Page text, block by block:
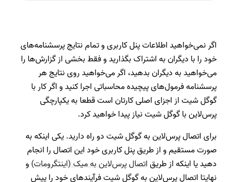
اگر نمی‌خواهید اطلاعات پنل کاربری و تمام نتایج پرسشنامه‌های
خود را با دیگران به اشتراک بگذارید و فقط بخشی از گزارش‌ها را
می‌خواهید به دیگران بدهید،‌ اگر می‌خواهید روی نتایج هر
پرسشنامه فرمول‌های پیچیده محاسباتی اجرا کنید و اگر کار با
گوگل شیت از اجزای اصلی کارتان است قطعا به یکپارچگی
پرس‌لاین با گوگل شیت نیاز پیدا خواهید کرد.
برای اتصال پرس‌لاین به گوگل شیت دو راه دارید. یکی اینکه به
صورت مستقیم و از طریق پنل کاربری خود این اتصال را انجام
دهید یا اینکه از طریقاتصال پرس‌لاین به میک (اینتگرومات)و
نهایتا اتصال پرس‌لاین به گوگل شیت فرآیندهای خود را پیش